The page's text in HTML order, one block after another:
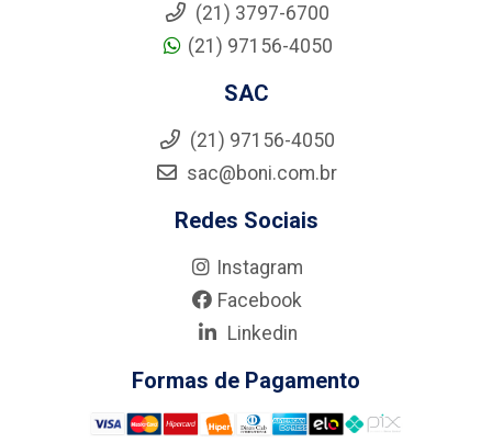
(21) 3797-6700
(21) 97156-4050
SAC
(21) 97156-4050
sac@boni.com.br
Redes Sociais
Instagram
Facebook
Linkedin
Formas de Pagamento